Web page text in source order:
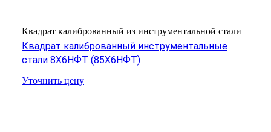
Квадрат калиброванный из инструментальной стали
Квадрат калиброванный инструментальные
стали 8Х6НФТ (85Х6НФТ)
Уточнить цену